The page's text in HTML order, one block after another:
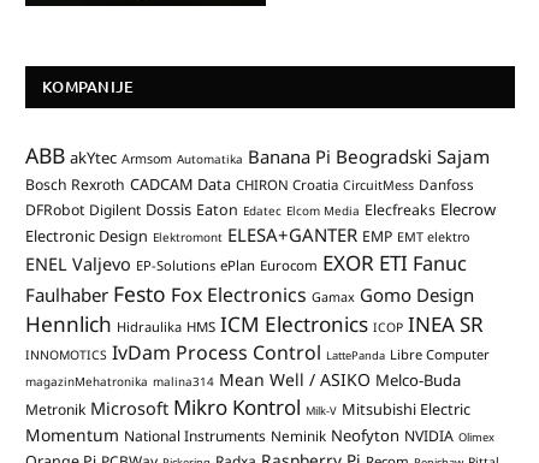
KOMPANIJE
ABB akYtec Armsom Automatika Banana Pi Beogradski Sajam
Bosch Rexroth CADCAM Data CHIRON Croatia CircuitMess Danfoss
DFRobot Digilent Dossis Eaton Edatec Elcom Media Elecfreaks Elecrow
Electronic Design Elektromont ELESA+GANTER EMP EMT elektro
ENEL Valjevo EP-Solutions ePlan Eurocom EXOR ETI Fanuc
Faulhaber Festo Fox Electronics Gamax Gomo Design
Hennlich Hidraulika HMS ICM Electronics ICOP INEA SR
INNOMOTICS IvDam Process Control LattePanda Libre Computer
magazinMehatronika malina314 Mean Well / ASIKO Melco-Buda
Metronik Microsoft Mikro Kontrol Milk-V Mitsubishi Electric
Momentum National Instruments Neminik Neofyton NVIDIA Olimex